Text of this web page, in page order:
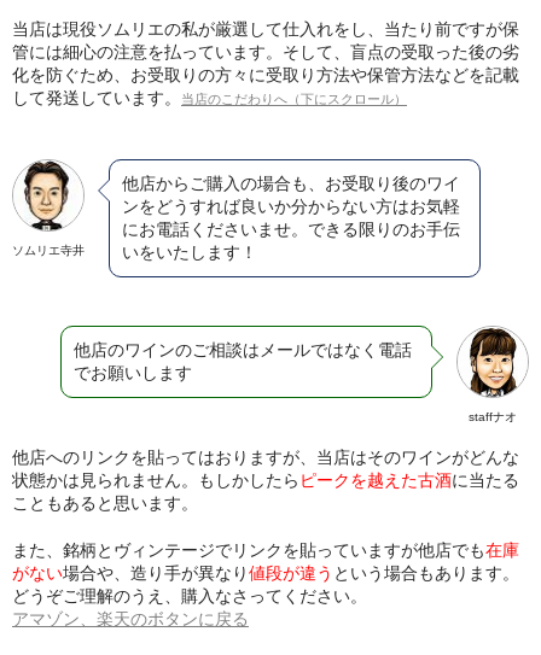
当店は現役ソムリエの私が厳選して仕入れをし、当たり前ですが保
管には細心の注意を払っています。そして、盲点の受取った後の劣
化を防ぐため、お受取りの方々に受取り方法や保管方法などを記載
して発送しています。
当店のこだわりへ（下にスクロール）
ソムリエ寺井
他店からご購入の場合も、お受取り後のワイ
ンをどうすれば良いか分からない方はお気軽
にお電話くださいませ。できる限りのお手伝
いをいたします！
staffナオ
他店のワインのご相談はメールではなく電話
でお願いします
他店へのリンクを貼ってはおりますが、当店はそのワインがどんな
状態かは見られません。もしかしたら ピークを越えた古酒に当たる
こともあると思います。
また、銘柄とヴィンテージでリンクを貼っていますが他店でも在庫
がない場合や、造り手が異なり値段が違う という場合もあります。
どうぞご理解のうえ、購入なさってください。
アマゾン、楽天のボタンに戻る